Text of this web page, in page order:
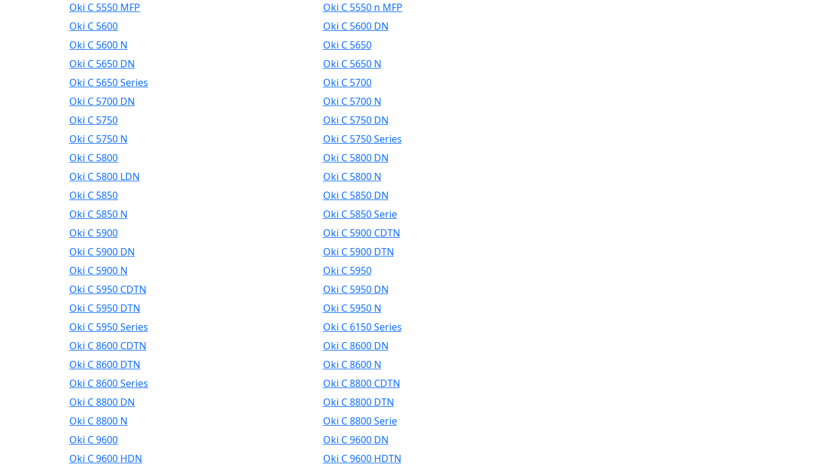
Oki C 5550 MFP
Oki C 5550 n MFP
Oki C 5600
Oki C 5600 DN
Oki C 5600 N
Oki C 5650
Oki C 5650 DN
Oki C 5650 N
Oki C 5650 Series
Oki C 5700
Oki C 5700 DN
Oki C 5700 N
Oki C 5750
Oki C 5750 DN
Oki C 5750 N
Oki C 5750 Series
Oki C 5800
Oki C 5800 DN
Oki C 5800 LDN
Oki C 5800 N
Oki C 5850
Oki C 5850 DN
Oki C 5850 N
Oki C 5850 Serie
Oki C 5900
Oki C 5900 CDTN
Oki C 5900 DN
Oki C 5900 DTN
Oki C 5900 N
Oki C 5950
Oki C 5950 CDTN
Oki C 5950 DN
Oki C 5950 DTN
Oki C 5950 N
Oki C 5950 Series
Oki C 6150 Series
Oki C 8600 CDTN
Oki C 8600 DN
Oki C 8600 DTN
Oki C 8600 N
Oki C 8600 Series
Oki C 8800 CDTN
Oki C 8800 DN
Oki C 8800 DTN
Oki C 8800 N
Oki C 8800 Serie
Oki C 9600
Oki C 9600 DN
Oki C 9600 HDN
Oki C 9600 HDTN